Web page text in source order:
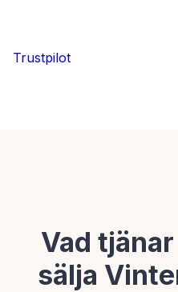
Trustpilot
Vad
sälja